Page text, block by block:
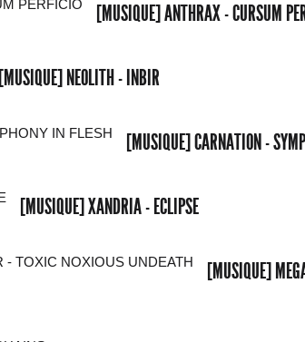
[MUSIQUE] ANTHRAX - CURSUM
[MUSIQUE] NEOLITH - INBIR
[MUSIQUE] CARNATION -
[MUSIQUE] XANDRIA - ECLIPSE
[MUSIQUE]